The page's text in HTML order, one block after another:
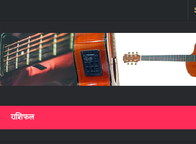
राशिफल